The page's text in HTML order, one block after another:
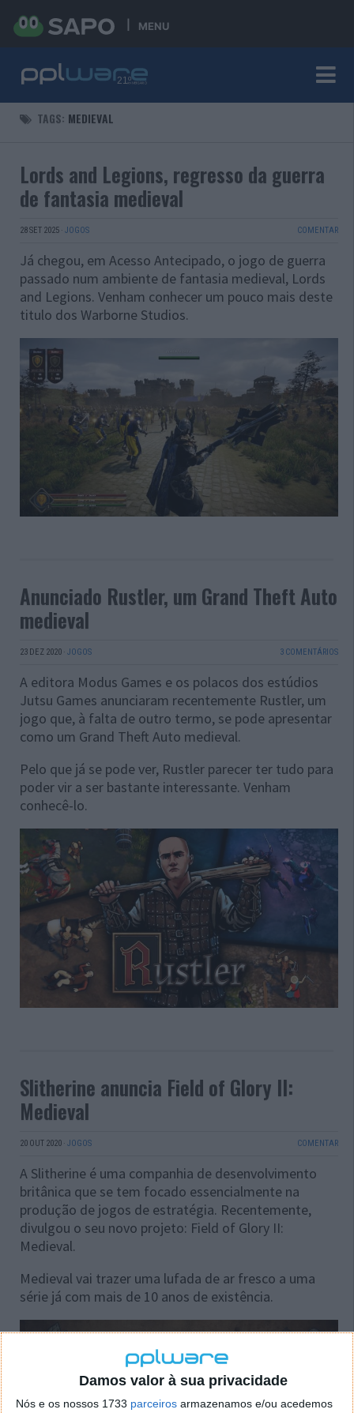
Damos valor à sua privacidade
Nós e os nossos 1733 parceiros armazenamos e/ou acedemos
MENU
TAGS: MEDIEVAL
Lords and Legions, regresso da guerra
de fantasia medieval
28 SET 2025 · JOGOS COMENTAR
Já chegou, em Acesso Antecipado, o jogo de guerra
passado num ambiente de fantasia medieval, Lords
and Legions. Venham conhecer um pouco mais deste
titulo dos Warborne Studios.
Anunciado Rustler, um Grand Theft Auto
medieval
23 DEZ 2020 · JOGOS 3 COMENTÁRIOS
A editora Modus Games e os polacos dos estúdios
Jutsu Games anunciaram recentemente Rustler, um
jogo que, à falta de outro termo, se pode apresentar
como um Grand Theft Auto medieval.
Pelo que já se pode ver, Rustler parecer ter tudo para
poder vir a ser bastante interessante. Venham
conhecê-lo.
Slitherine anuncia Field of Glory II:
Medieval
20 OUT 2020 · JOGOS COMENTAR
A Slitherine é uma companhia de desenvolvimento
britânica que se tem focado essencialmente na
produção de jogos de estratégia. Recentemente,
divulgou o seu novo projeto: Field of Glory II:
Medieval.
Medieval vai trazer uma lufada de ar fresco a uma
série já com mais de 10 anos de existência.